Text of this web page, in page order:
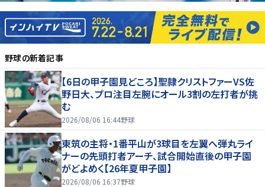
野球の新着記事
【6日の甲子園見どころ】聖隷クリストファーVS佐
野日大、プロ注目左腕にオール3割の左打者が挑
む
2026/08/06 16:44野球
東筑の主将・1番平山が3球目を左翼へ弾丸ライ
ナーの先頭打者アーチ、試合開始直後の甲子園
がどよめく【26年夏甲子園】
2026/08/06 16:37野球